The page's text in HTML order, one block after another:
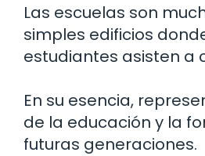
Las escuelas son
simples edificios
estudiantes asisten a
En su esencia,
de la educación y la
futuras generaciones.